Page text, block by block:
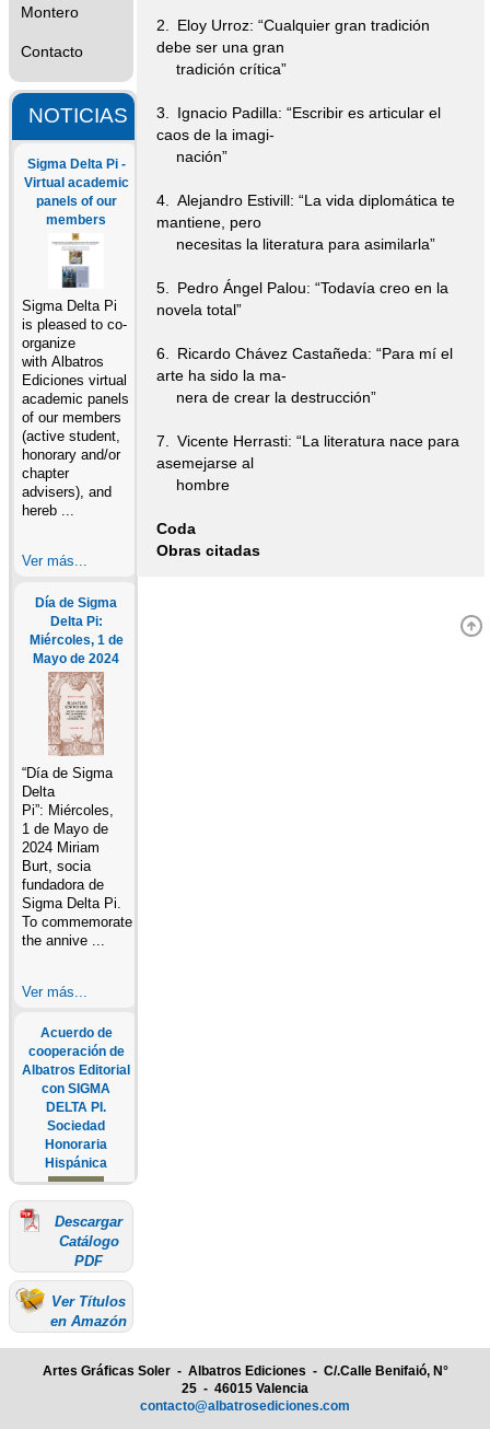
Montero
Contacto
NOTICIAS
Sigma Delta Pi -
Virtual academic
panels of our
members
Sigma Delta Pi
is pleased to co-
organize
with Albatros
Ediciones virtual
academic panels
of our members
(active student,
honorary and/or
chapter
advisers), and
hereb ...
Ver más...
Día de Sigma
Delta Pi:
Miércoles, 1 de
Mayo de 2024
“Día de Sigma
Delta
Pi”: Miércoles,
1 de Mayo de
2024 Miriam
Burt, socia
fundadora de
Sigma Delta Pi.
To commemorate
the annive ...
Ver más...
Acuerdo de
cooperación de
Albatros Editorial
con SIGMA
DELTA PI.
Sociedad
Honoraria
Hispánica
SEGUNDA
CONVOCATORIA
ANUAL A LOS
PREMIOS
ALBATROS En
junio de 2022,
Editorial ha
Descargar
Catálogo
PDF
Ver Títulos
en Amazón
2. Eloy Urroz: “Cualquier gran tradición
debe ser una gran
tradición crítica”
3. Ignacio Padilla: “Escribir es articular el
caos de la imagi-
nación”
4. Alejandro Estivill: “La vida diplomática te
mantiene, pero
necesitas la literatura para asimilarla”
5. Pedro Ángel Palou: “Todavía creo en la
novela total”
6. Ricardo Chávez Castañeda: “Para mí el
arte ha sido la ma-
nera de crear la destrucción”
7. Vicente Herrasti: “La literatura nace para
asemejarse al
hombre
Coda
Obras citadas
Artes Gráficas Soler - Albatros Ediciones - C/.Calle Benifaió, N°
25 - 46015 Valencia
contacto@albatrosediciones.com